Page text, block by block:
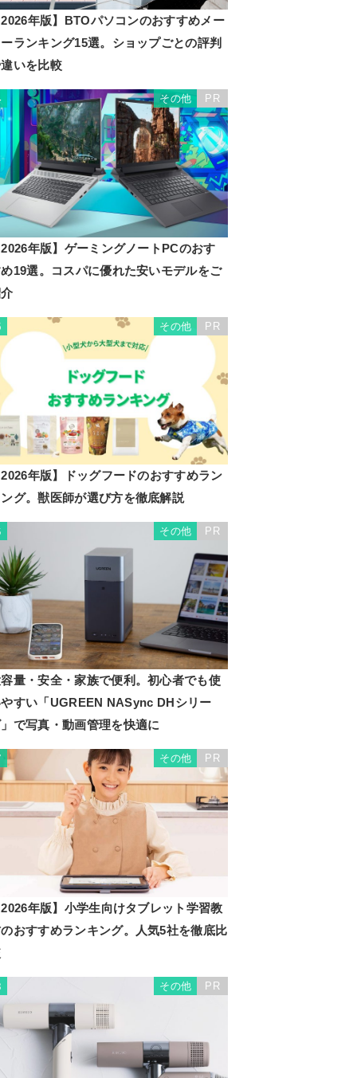
年版】BTOパソコンのおすすめメー
ランキング15選。ショップごとの評判
いを比較
その他 PR
年版】ゲーミングノートPCのおす
19選。コスパに優れた安いモデルをご
その他 PR
年版】ドッグフードのおすすめラン
グ。獣医師が選び方を徹底解説
その他 PR
量・安全・家族で便利。初心者でも使
すい「UGREEN NASync DHシリー
で写真・動画管理を快適に
その他 PR
年版】小学生向けタブレット学習教
おすすめランキング。人気5社を徹底比
その他 PR